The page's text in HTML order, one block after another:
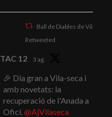
Ball de Diables de Vila-seca
Retweeted
TAC 12 3 ag.
🎉 Dia gran a Vila-seca i
amb novetats: la
recuperació de l'Anada a
Ofici.@AjVilaseca